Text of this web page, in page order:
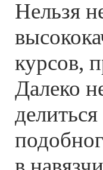
Нельзя
курсов,
Далеко